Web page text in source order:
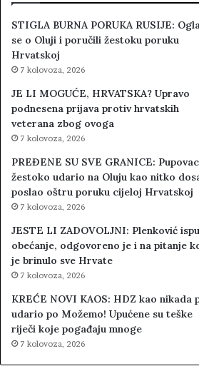
STIGLA BURNA PORUKA RUSIJE:
se o Oluji i poručili žestoku poruku
Hrvatskoj
7 kolovoza, 2026
JE LI MOGUĆE, HRVATSKA? Upravo
podnesena prijava protiv hrvatskih
veterana zbog ovoga
7 kolovoza, 2026
PREĐENE SU SVE GRANICE: Pupovac
žestoko udario na Oluju kao nitko
poslao oštru poruku cijeloj Hrvatskoj
7 kolovoza, 2026
JESTE LI ZADOVOLJNI: Plenković
obećanje, odgovoreno je i na pitanje
je brinulo sve Hrvate
7 kolovoza, 2026
KREĆE NOVI KAOS: HDZ kao nikada
udario po Možemo! Upućene su teške
riječi koje pogađaju mnoge
7 kolovoza, 2026